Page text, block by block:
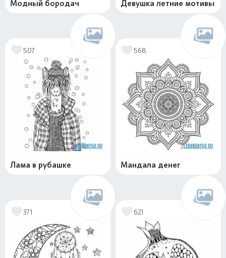
Модный бородач Девушка летние мотивы
507
Лама в рубашке
568
Мандала денег
371 621